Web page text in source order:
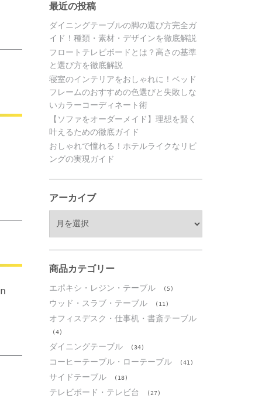
最近の投稿
ダイニングテーブルの脚の選び方完全ガ
イド！種類・素材・デザインを徹底解説
フロートテレビボードとは？高さの基準
と選び方を徹底解説
寝室のインテリアをおしゃれに！ベッド
フレームのおすすめの色選びと失敗しな
いカラーコーディネート術
【ソファをオーダーメイド】理想を賢く
叶えるための徹底ガイド
おしゃれで憧れる！ホテルライクなリビ
ングの実現ガイド
アーカイブ
ブ
商品カテゴリー
エポキシ・レジン・テーブル (5)
ウッド・スラブ・テーブル (11)
オフィスデスク・仕事机・書斎テーブル
(4)
ダイニングテーブル (34)
コーヒーテーブル・ローテーブル (41)
サイドテーブル (18)
テレビボード・テレビ台 (27)